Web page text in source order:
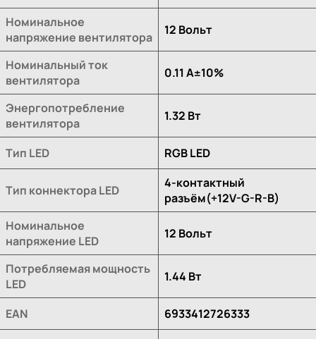
Номинальное
напряжение вентилятора
12 Вольт
Номинальный ток
вентилятора
0.11 A±10%
Энергопотребление
вентилятора
1.32 Вт
Тип LED RGB LED
Тип коннектора LED
4-контактный
разъём(+12V-G-R-B)
Номинальное
напряжение LED
12 Вольт
Потребляемая мощность
LED
1.44 Вт
EAN 6933412726333